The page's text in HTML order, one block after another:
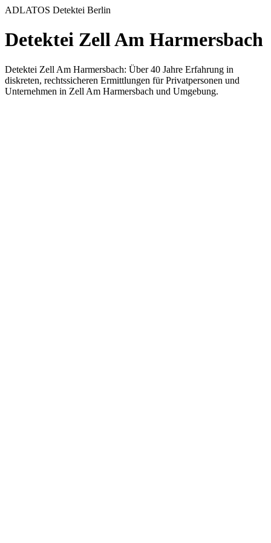
ADLATOS Detektei Berlin
Detektei Zell Am Harmersbach
Detektei Zell Am Harmersbach: Über 40 Jahre Erfahrung in
diskreten, rechtssicheren Ermittlungen für Privatpersonen und
Unternehmen in Zell Am Harmersbach und Umgebung.